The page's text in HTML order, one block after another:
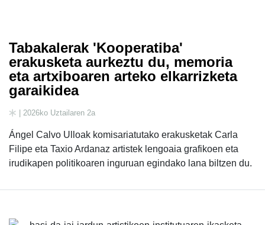
Tabakalerak 'Kooperatiba'
erakusketa aurkeztu du, memoria
eta artxiboaren arteko elkarrizketa
garaikidea
| 2026ko Uztailaren 2a
Ángel Calvo Ulloak komisariatutako erakusketak Carla
Filipe eta Taxio Ardanaz artistek lengoaia grafikoen eta
irudikapen politikoaren inguruan egindako lana biltzen du.